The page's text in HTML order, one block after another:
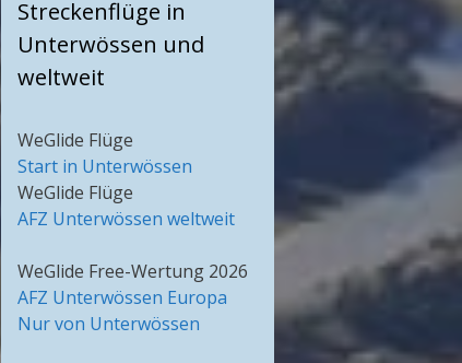
Streckenflüge in
Unterwössen und
weltweit
WeGlide Flüge
Start in Unterwössen
WeGlide Flüge
AFZ Unterwössen weltweit
WeGlide Free-Wertung 2026
AFZ Unterwössen Europa
Nur von Unterwössen